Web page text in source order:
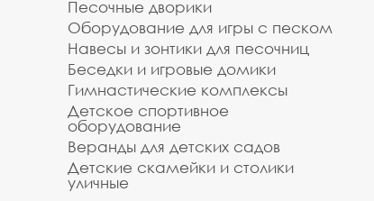
Песочные дворики
Оборудование для игры с песком
Навесы и зонтики для песочниц
Беседки и игровые домики
Гимнастические комплексы
Детское спортивное
оборудование
Веранды для детских садов
Детские скамейки и столики
уличные